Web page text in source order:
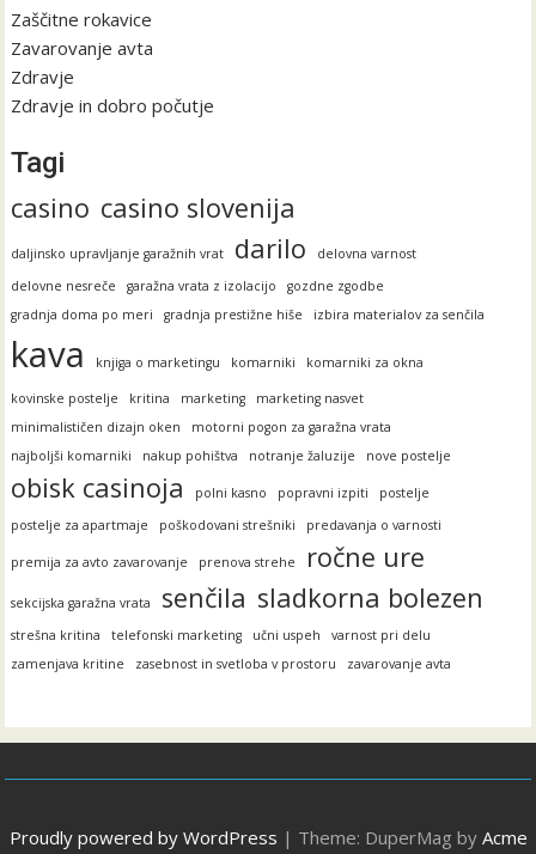
Zaščitne rokavice
Zavarovanje avta
Zdravje
Zdravje in dobro počutje
Tagi
casino casino slovenija
daljinsko upravljanje garažnih vrat darilo
delovna varnost
delovne nesreče
garažna vrata z izolacijo
gozdne zgodbe
gradnja doma po meri
gradnja prestižne hiše izbira materialov za senčila
kava knjiga o marketingu komarniki komarniki za okna
kovinske postelje kritina marketing
marketing nasvet
minimalističen dizajn oken
motorni pogon za garažna vrata
najboljši komarniki
nakup pohištva notranje žaluzije nove postelje
obisk casinoja polni kasno popravni izpiti
postelje
postelje za apartmaje
poškodovani strešniki predavanja o varnosti
premija za avto zavarovanje prenova strehe ročne ure
sekcijska garažna vrata senčila sladkorna bolezen
strešna kritina telefonski marketing učni uspeh
varnost pri delu
zamenjava kritine
zasebnost in svetloba v prostoru zavarovanje avta
Proudly powered by WordPress | Theme: DuperMag by Acme